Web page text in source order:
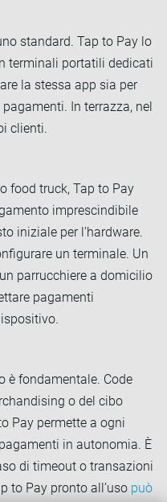
standard. Tap to Pay lo
terminali portatili dedicati
la stessa app sia per
In terrazza, nel
clienti.
food truck, Tap to Pay
imprescindibile
iniziale per l’hardware.
un terminale. Un
parrucchiere a domicilio
pagamenti
è fondamentale. Code
o del cibo
Pay permette a ogni
in autonomia. È
di timeout o transazioni
to Pay pronto all’uso può